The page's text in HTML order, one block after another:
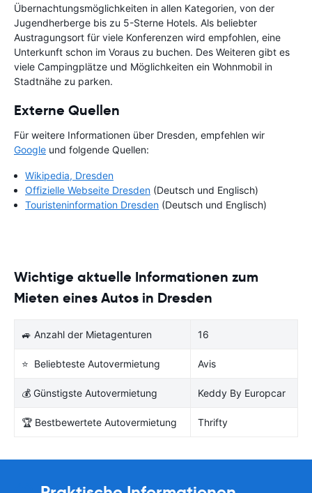
Übernachtungsmöglichkeiten in allen Kategorien, von der
Jugendherberge bis zu 5-Sterne Hotels. Als beliebter
Austragungsort für viele Konferenzen wird empfohlen, eine
Unterkunft schon im Voraus zu buchen. Des Weiteren gibt es
viele Campingplätze und Möglichkeiten ein Wohnmobil in
Stadtnähe zu parken.
Externe Quellen
Für weitere Informationen über Dresden, empfehlen wir
Google und folgende Quellen:
Wikipedia, Dresden
Offizielle Webseite Dresden (Deutsch und Englisch)
Touristeninformation Dresden (Deutsch und Englisch)
Wichtige aktuelle Informationen zum
Mieten eines Autos in Dresden
🚙 Anzahl der Mietagenturen 16
⭐ Beliebteste Autovermietung Avis
💰 Günstigste Autovermietung Keddy By Europcar
🏆 Bestbewertete Autovermietung Thrifty